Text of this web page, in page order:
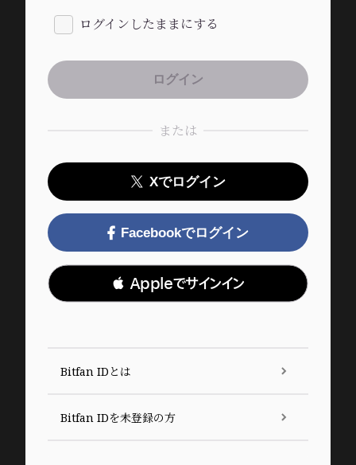
ログインしたままにする
または
Xでログイン
Facebookでログイン
 Appleでサインイン
Bitfan IDとは
Bitfan IDを未登録の方